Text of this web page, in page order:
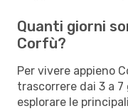
Quanti giorni
Corfù?
Per vivere appieno
trascorrere dai 3 a
esplorare le